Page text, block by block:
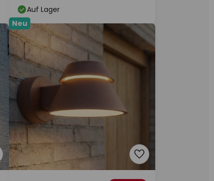
Auf Lager
Neu